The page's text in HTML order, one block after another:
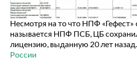
Несмотря на то что НПФ «Гефест»
называется НПФ ПСБ, ЦБ
лицензию, выданную 20 лет
России